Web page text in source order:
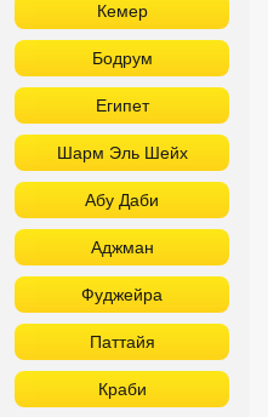
Кемер
Бодрум
Египет
Шарм Эль Шейх
Абу Даби
Аджман
Фуджейра
Паттайя
Краби